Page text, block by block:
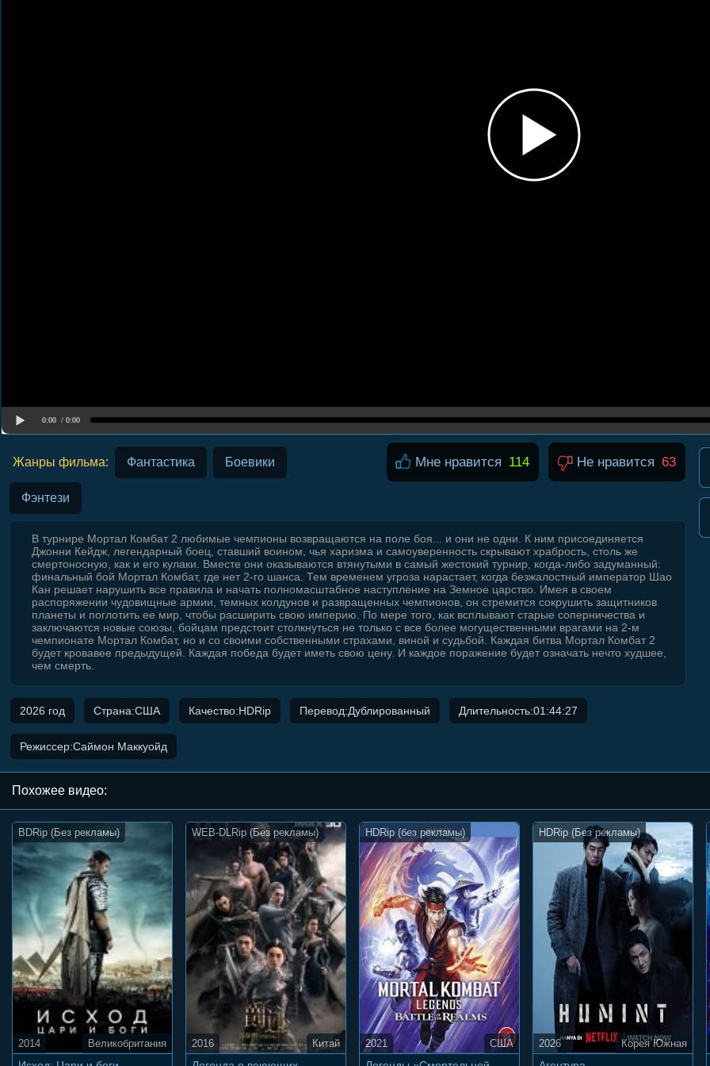
0:00 / 0:00
Жанры фильма: Фантастика Боевики
Фэнтези
Мне нравится 114 Не нравится 63
В турнире Мортал Комбат 2 любимые чемпионы возвращаются на поле боя... и они не одни. К ним присоединяется
Джонни Кейдж, легендарный боец, ставший воином, чья харизма и самоуверенность скрывают храбрость, столь же
смертоносную, как и его кулаки. Вместе они оказываются втянутыми в самый жестокий турнир, когда-либо задуманный:
финальный бой Мортал Комбат, где нет 2-го шанса. Тем временем угроза нарастает, когда безжалостный император Шао
Кан решает нарушить все правила и начать полномасштабное наступление на Земное царство. Имея в своем
распоряжении чудовищные армии, темных колдунов и развращенных чемпионов, он стремится сокрушить защитников
планеты и поглотить ее мир, чтобы расширить свою империю. По мере того, как всплывают старые соперничества и
заключаются новые союзы, бойцам предстоит столкнуться не только с все более могущественными врагами на 2-м
чемпионате Мортал Комбат, но и со своими собственными страхами, виной и судьбой. Каждая битва Мортал Комбат 2
будет кровавее предыдущей. Каждая победа будет иметь свою цену. И каждое поражение будет означать нечто худшее,
чем смерть.
2026 год Страна:США Качество:HDRip Перевод:Дублированный Длительность:01:44:27
Режиссер:Саймон Маккуойд
Похожee видео:
BDRip (Без рекламы)
Великобритания
2014
WEB-DLRip (Без рекламы)
Китай
2016
HDRip (без рекламы)
США
2021
HDRip (Без рекламы)
Корея Южная
2026